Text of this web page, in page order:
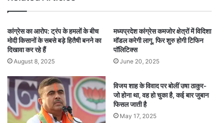
कांग्रेस का आरोप: ट्रंप के हमलों के बीच
मोदी किसानों के सबसे बड़े हितैषी बनने का
दिखावा कर रहे हैं
August 8, 2025
मध्यप्रदेश कांग्रेस कमजोर क्षेत्रों में विदिशा
मॉडल करेगी लागू, फिर शुरु होगी टिफिन
पॉलिटिक्स
June 20, 2025
विजय शाह के विवाद पर बोलीं उषा ठाकुर-
जो होना था, वह हो चुका है, कई बार जुबान
फिसल जाती है
May 17, 2025